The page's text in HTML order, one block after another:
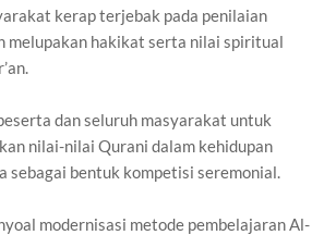
kerap terjebak pada penilaian
melupakan hakikat serta nilai spiritual
dan seluruh masyarakat untuk
nilai-nilai Qurani dalam kehidupan
sebagai bentuk kompetisi seremonial.
modernisasi metode pembelajaran Al-